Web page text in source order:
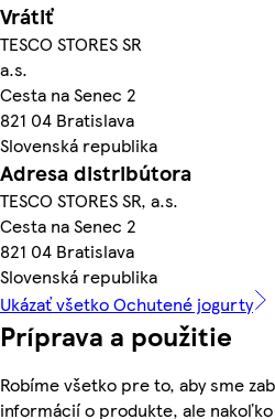
Vrátiť
TESCO STORES SR
a.s.
Cesta na Senec 2
821 04 Bratislava
Slovenská republika
Adresa distribútora
TESCO STORES SR, a.s.
Cesta na Senec 2
821 04 Bratislava
Slovenská republika
Ukázať všetko Ochutené jogurty
Príprava a použitie
Robíme všetko pre to, aby sme
informácií o produkte, ale